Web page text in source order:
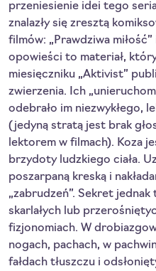
przeniesienie idei tego
znalazły się zresztą
filmów: „Prawdziwa
opowieści to materiał,
miesięczniku „Aktivist”
zwierzenia. Ich
odebrało im niezwykłego,
(jedyną stratą jest brak
lektorem w filmach). Koza
brzydoty ludzkiego ciała.
poszarpaną kreską i
„zabrudzeń”. Sekret
skarlałych lub
fizjonomiach. W
nogach, pachach, w
fałdach tłuszczu i